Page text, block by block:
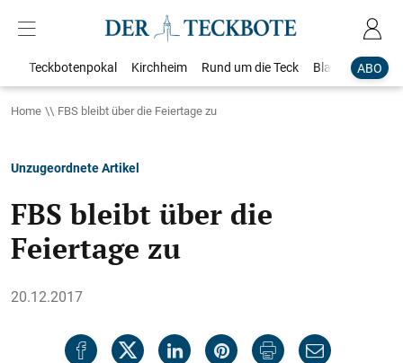
ABO
Teckbotenpokal Kirchheim Rund um die Teck Blaulicht
Home FBS bleibt über die Feiertage zu
Unzugeordnete Artikel
FBS bleibt über die
Feiertage zu
20.12.2017